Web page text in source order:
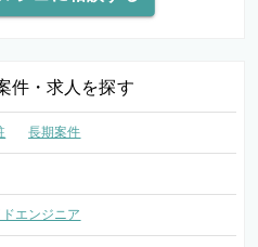
件・求人を探す
長期案件
エンジニア